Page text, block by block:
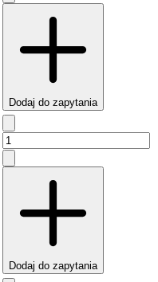
Dodaj do zapytania
Dodaj do zapytania